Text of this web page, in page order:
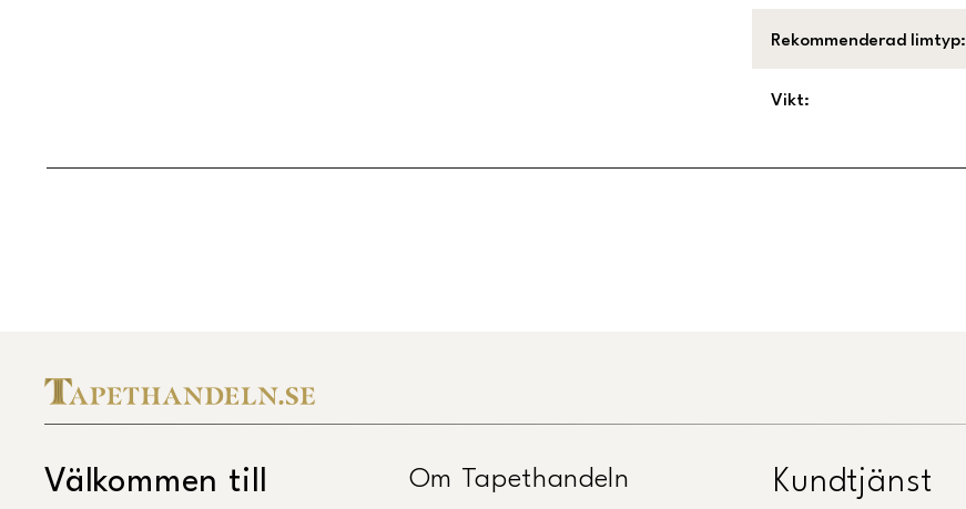
Rekommenderad limtyp:
Vikt:
Välkommen till
Om Tapethandeln
Kundtjänst